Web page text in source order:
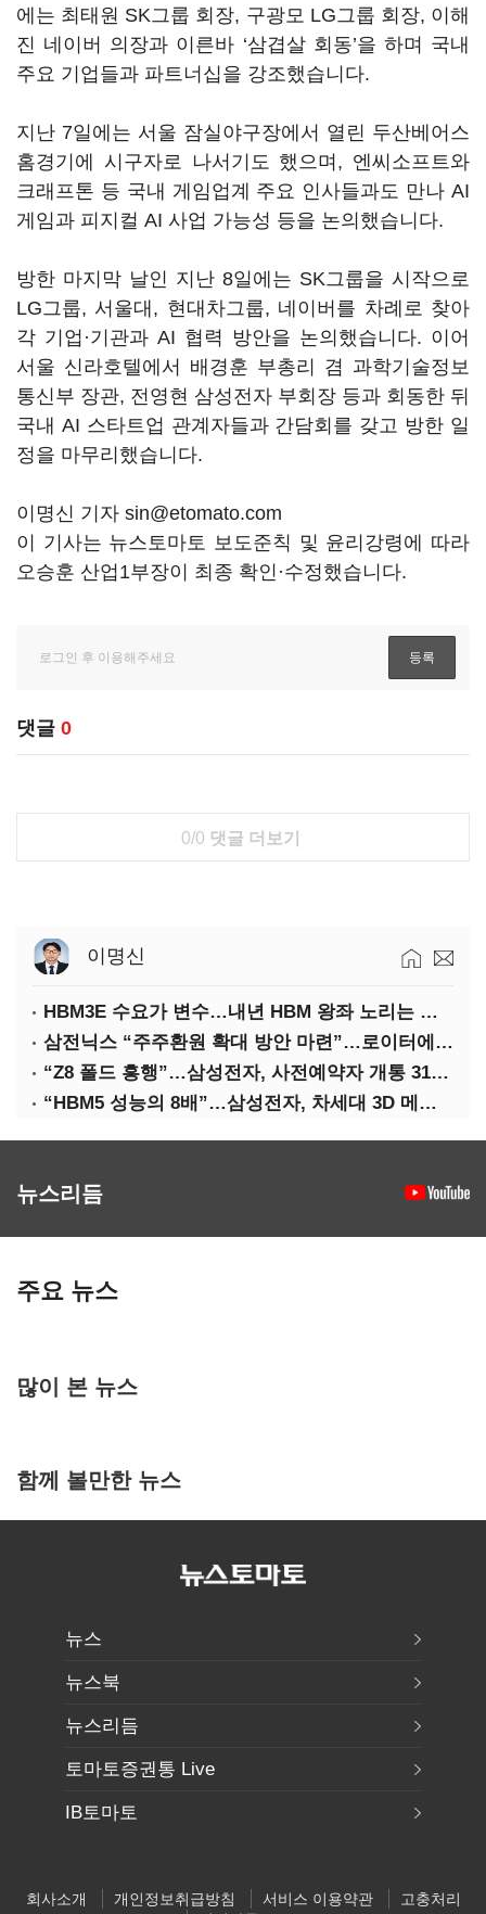
에는 최태원 SK그룹 회장, 구광모 LG그룹 회장, 이해
진 네이버 의장과 이른바 ‘삼겹살 회동’을 하며 국내
주요 기업들과 파트너십을 강조했습니다.
지난 7일에는 서울 잠실야구장에서 열린 두산베어스
홈경기에 시구자로 나서기도 했으며, 엔씨소프트와
크래프톤 등 국내 게임업계 주요 인사들과도 만나 AI
게임과 피지컬 AI 사업 가능성 등을 논의했습니다.
방한 마지막 날인 지난 8일에는 SK그룹을 시작으로
LG그룹, 서울대, 현대차그룹, 네이버를 차례로 찾아
각 기업·기관과 AI 협력 방안을 논의했습니다. 이어
서울 신라호텔에서 배경훈 부총리 겸 과학기술정보
통신부 장관, 전영현 삼성전자 부회장 등과 회동한 뒤
국내 AI 스타트업 관계자들과 간담회를 갖고 방한 일
정을 마무리했습니다.
이명신 기자 sin@etomato.com
이 기사는 뉴스토마토 보도준칙 및 윤리강령에 따라
오승훈 산업1부장이 최종 확인·수정했습니다.
댓글 0
0/0 댓글 더보기
이명신
HBM3E 수요가 변수…내년 HBM 왕좌 노리는 삼성
삼전닉스 “주주환원 확대 방안 마련”…로이터에 성명 보내
“Z8 폴드 흥행”…삼성전자, 사전예약자 개통 31일까지 연장
“HBM5 성능의 8배”…삼성전자, 차세대 3D 메모리 ‘zHBM’ 공개
뉴스리듬
주요 뉴스
많이 본 뉴스
함께 볼만한 뉴스
뉴스
뉴스북
뉴스리듬
토마토증권통 Live
IB토마토
회사소개 개인정보취급방침 서비스 이용약관
고충처리